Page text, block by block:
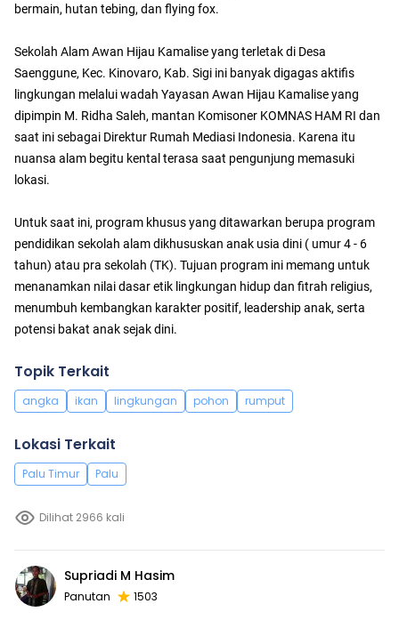
bermain, hutan tebing, dan flying fox.
Sekolah Alam Awan Hijau Kamalise yang terletak di Desa
Saenggune, Kec. Kinovaro, Kab. Sigi ini banyak digagas aktifis
lingkungan melalui wadah Yayasan Awan Hijau Kamalise yang
dipimpin M. Ridha Saleh, mantan Komisoner KOMNAS HAM RI dan
saat ini sebagai Direktur Rumah Mediasi Indonesia. Karena itu
nuansa alam begitu kental terasa saat pengunjung memasuki
lokasi.
Untuk saat ini, program khusus yang ditawarkan berupa program
pendidikan sekolah alam dikhususkan anak usia dini ( umur 4 - 6
tahun) atau pra sekolah (TK). Tujuan program ini memang untuk
menanamkan nilai dasar etik lingkungan hidup dan fitrah religius,
menumbuh kembangkan karakter positif, leadership anak, serta
potensi bakat anak sejak dini.
Topik Terkait
angka ikan lingkungan pohon rumput
Lokasi Terkait
Palu Timur Palu
Dilihat 2966 kali
Supriadi M Hasim
Panutan 1503